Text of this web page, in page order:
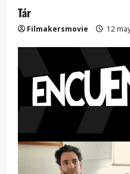
Tár
Filmakersmovie 12